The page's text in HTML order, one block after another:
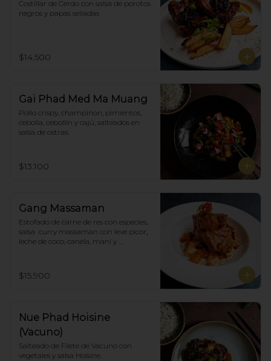
Costillar de Cerdo con salsa de porotos
negros y papas selladas
$14.500
Gai Phad Med Ma Muang
Pollo crispy, champiñon, pimientos,
cebolla, cebollín y cajú, salteados en
salsa de ostras.
$13.100
Gang Massaman
Estofado de carne de res con especies,
salsa  curry massaman con leve picor,
leche de coco, canela, maní y
$15.900
Nue Phad Hoisine
(Vacuno)
Salteado de Filete de Vacuno con
vegetales y salsa Hoisine.